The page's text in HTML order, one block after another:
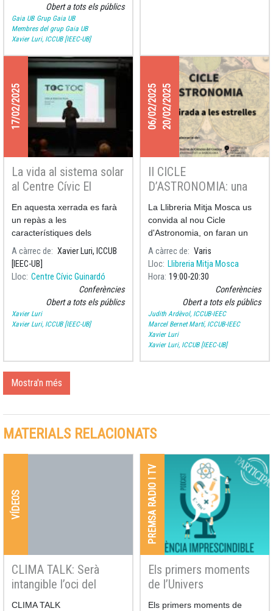
Obert a tots els públics
Gaia UB Grup Gaia UB
Membres del grup Gaia UB
Xavier Luri, ICCUB [IEEC-UB]
17/02/2025
La vida al sistema solar
al Centre Cívic El
Guinardó
En aquesta xerrada es farà
un repàs a les
característiques dels
diferents planetes i satèl·lits
del sistema solar per
analitzar la possibilitat de
A càrrec de
Xavier Luri, ICCUB
[IEEC-UB]
Lloc Centre Cívic Guinardó
Conferències
Obert a tots els públics
Xavier Luri
Xavier Luri, ICCUB [IEEC-UB]
06/02/202520/02/2025
II CICLE
D’ASTRONOMIA: una
mirada a les estrelles
La Llibreria Mitja Mosca us
convida al nou Cicle
d'Astronomia, on faran un
recorregut històric per veure
com ha evolucionat l'estudi
de les estrelles i quins han
sigut els seus protagonistes,
A càrrec de
Varis
Lloc Llibreria Mitja Mosca
Hora 19:00 20:30
Conferències
Obert a tots els públics
Judith Ardèvol, ICCUB-IEEC
Marcel Bernet Martí, ICCUB-IEEC
Xavier Luri
Xavier Luri, ICCUB [IEEC-UB]
Mostra'n més
MATERIALS RELACIONATS
VÍDEOS
CLIMA TALK: Serà
intangible l’oci del
futur?
CLIMA TALK
PREMSA RADIO I TV
Els primers moments
de l’Univers
Els primers moments de